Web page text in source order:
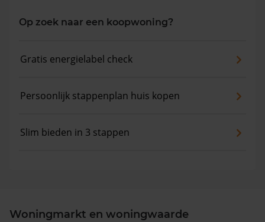
Op zoek naar een koopwoning?
Gratis energielabel check
Persoonlijk stappenplan huis kopen
Slim bieden in 3 stappen
Woningmarkt en woningwaarde